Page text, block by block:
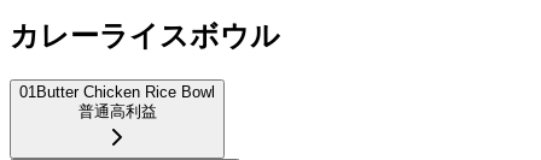
カレーライスボウル
01 Butter Chicken Rice Bowl
普通高利益